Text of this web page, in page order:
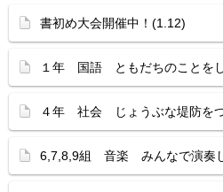
書初め大会開催中！(1.12)
１年 国語 ともだちのことを
４年 社会 じょうぶな堤防を
6,7,8,9組 音楽 みんなで演奏